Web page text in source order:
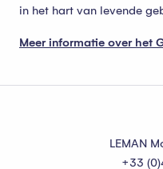
in het hart van levende
Meer informatie over het
LEMAN
+33